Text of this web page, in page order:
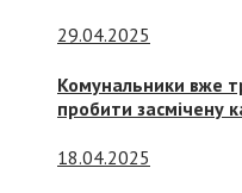
29.04.2025
Комунальники вже
пробити засмічену
18.04.2025